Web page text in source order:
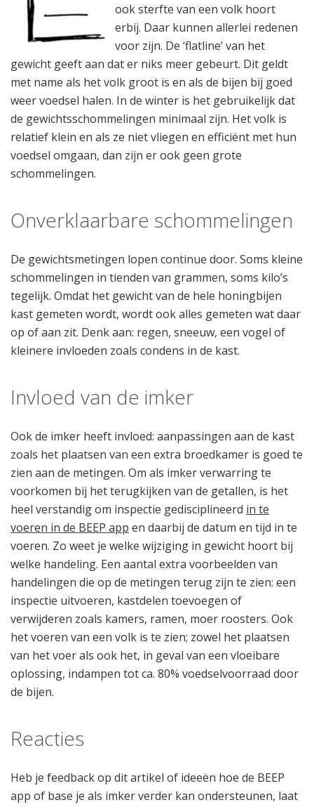
ook sterfte van een volk hoort
erbij. Daar kunnen allerlei redenen
voor zijn. De ‘flatline’ van het
gewicht geeft aan dat er niks meer gebeurt. Dit geldt
met name als het volk groot is en als de bijen bij goed
weer voedsel halen. In de winter is het gebruikelijk dat
de gewichtsschommelingen minimaal zijn. Het volk is
relatief klein en als ze niet vliegen en efficiënt met hun
voedsel omgaan, dan zijn er ook geen grote
schommelingen.
Onverklaarbare schommelingen
De gewichtsmetingen lopen continue door. Soms kleine
schommelingen in tienden van grammen, soms kilo’s
tegelijk. Omdat het gewicht van de hele honingbijen
kast gemeten wordt, wordt ook alles gemeten wat daar
op of aan zit. Denk aan: regen, sneeuw, een vogel of
kleinere invloeden zoals condens in de kast.
Invloed van de imker
Ook de imker heeft invloed: aanpassingen aan de kast
zoals het plaatsen van een extra broedkamer is goed te
zien aan de metingen. Om als imker verwarring te
voorkomen bij het terugkijken van de getallen, is het
heel verstandig om inspectie gedisciplineerd in te
voeren in de BEEP app en daarbij de datum en tijd in te
voeren. Zo weet je welke wijziging in gewicht hoort bij
welke handeling. Een aantal extra voorbeelden van
handelingen die op de metingen terug zijn te zien: een
inspectie uitvoeren, kastdelen toevoegen of
verwijderen zoals kamers, ramen, moer roosters. Ook
het voeren van een volk is te zien; zowel het plaatsen
van het voer als ook het, in geval van een vloeibare
oplossing, indampen tot ca. 80% voedselvoorraad door
de bijen.
Reacties
Heb je feedback op dit artikel of ideeën hoe de BEEP
app of base je als imker verder kan ondersteunen, laat